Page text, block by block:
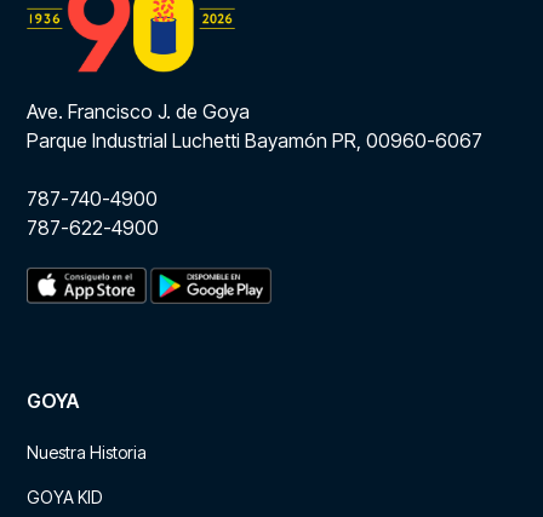
Ave. Francisco J. de Goya
Parque Industrial Luchetti Bayamón PR, 00960-6067
787-740-4900
787-622-4900
GOYA
Nuestra Historia
GOYA KID